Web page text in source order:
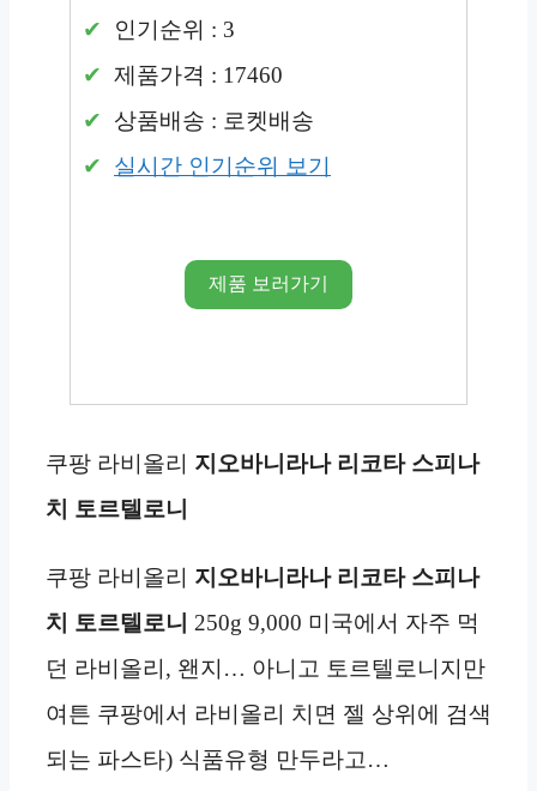
인기순위 : 3
제품가격 : 17460
상품배송 : 로켓배송
실시간 인기순위 보기
제품 보러가기
쿠팡 라비올리 지오바니라나 리코타 스피나
치 토르텔로니
쿠팡 라비올리 지오바니라나 리코타 스피나
치 토르텔로니 250g 9,000 미국에서 자주 먹
던 라비올리, 왠지… 아니고 토르텔로니지만
여튼 쿠팡에서 라비올리 치면 젤 상위에 검색
되는 파스타) 식품유형 만두라고…